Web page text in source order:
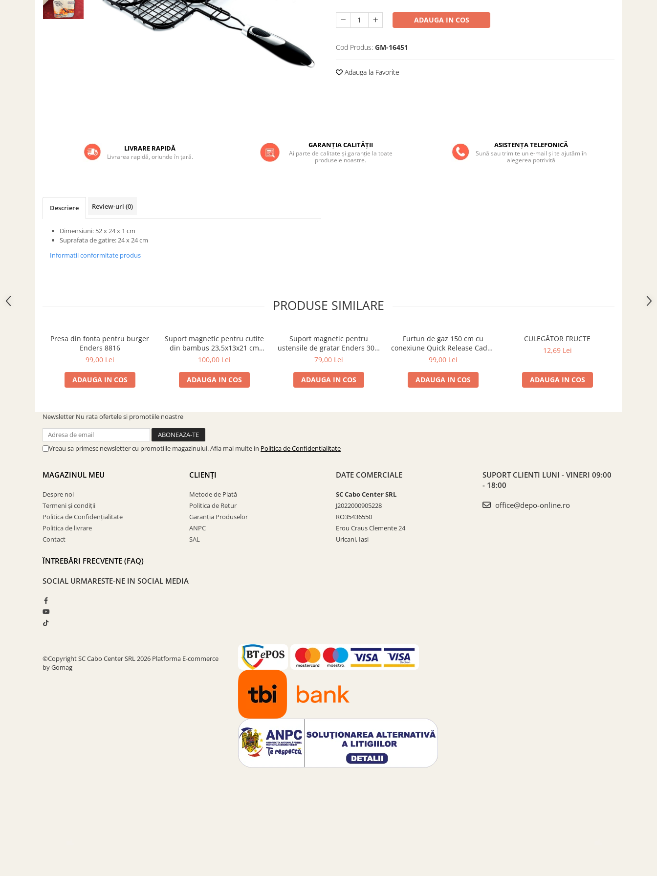
Grătare electrice
Grătare pe cărbuni
Vase pentru gătit din oțel
REDUCERI VASE DIN FONTĂ
COPERTINE ȘI PRELATE
polietilenă cu inele
Coșuri de fum din inox
PLASE DE UMBRIRE/ ANTIGRINDINĂ
PRODUSE PENTRU GRĂDINARIT
Unelte electrice
Unelte pentru grădinărit
SOBE ȘI ȘEMINEE
STICLĂ TERMOREZISTENTĂ
TRUSE SI ACCESORII PROFESIONALE
DE CURATARE HORN
UZ GOSPODĂRESC
ȘEMINEE ȘI ÎNCĂLZITOARE DE
ADAUGA IN COS
Cod Produs: GM-16451
Adauga la Favorite
LIVRARE RAPIDĂ
Livrarea rapidă, oriunde în țară.
GARANȚIA CALITĂȚII
Ai parte de calitate și garanție la toate
produsele noastre.
ASISTENȚA TELEFONICĂ
Sună sau trimite un e-mail și te ajutăm în
alegerea potrivită
Descriere Review-uri (0)
Dimensiuni: 52 x 24 x 1 cm
Suprafata de gatire: 24 x 24 cm
Informatii conformitate produs
PRODUSE SIMILARE
Presa din fonta pentru burger
Enders 8816
99,00 Lei
ADAUGA IN COS
Suport magnetic pentru cutite
din bambus 23,5x13x21 cm
Wenko Mesina 54949100
100,00 Lei
ADAUGA IN COS
Suport magnetic pentru
ustensile de gratar Enders 30 x
7,5 cm 7717
79,00 Lei
ADAUGA IN COS
Furtun de gaz 150 cm cu
conexiune Quick Release Cadac
8508
99,00 Lei
ADAUGA IN COS
CULEGĂTOR FRUCTE
12,69 Lei
ADAUGA IN COS
Newsletter Nu rata ofertele si promotiile noastre
Vreau sa primesc newsletter cu promotiile magazinului. Afla mai multe in Politica de Confidentialitate
MAGAZINUL MEU
Despre noi
Termeni și condiții
Politica de Confidențialitate
Politica de livrare
Contact
ÎNTREBĂRI FRECVENTE (FAQ)
CLIENȚI
Metode de Plată
Politica de Retur
Garanția Produselor
ANPC
SAL
DATE COMERCIALE
SC Cabo Center SRL
J2022000905228
RO35436550
Erou Craus Clemente 24
Uricani, Iasi
SUPORT CLIENTI LUNI - VINERI 09:00
- 18:00
office@depo-online.ro
SOCIAL URMARESTE-NE IN SOCIAL MEDIA
©Copyright SC Cabo Center SRL 2026 Platforma E-commerce
by Gomag